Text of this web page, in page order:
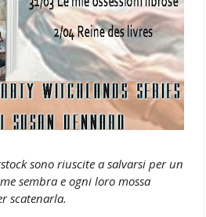
sono riuscite a salvarsi per un
sembra e ogni loro mossa
scatenarla.